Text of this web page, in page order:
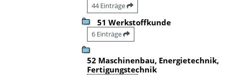
44 Einträge
51 Werkstoffkunde
6 Einträge
52 Maschinenbau, Energietechnik,
Fertigungstechnik